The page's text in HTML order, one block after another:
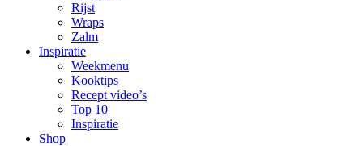
Rijst
Wraps
Zalm
Inspiratie
Weekmenu
Kooktips
Recept video’s
Top 10
Inspiratie
Shop